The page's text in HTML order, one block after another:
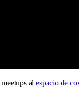
al espacio de